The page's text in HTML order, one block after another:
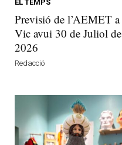
EL TEMPS
Previsió de l’AEMET a
Vic avui 30 de Juliol de
2026
Redacció